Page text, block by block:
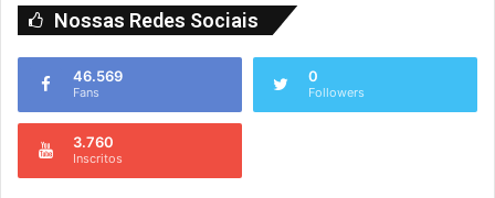
Nossas Redes Sociais
46.569
Fans
0
Followers
3.760
Inscritos